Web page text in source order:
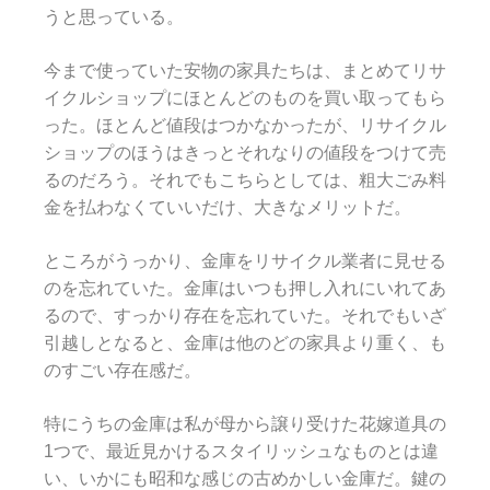
うと思っている。
今まで使っていた安物の家具たちは、まとめてリサ
イクルショップにほとんどのものを買い取ってもら
った。ほとんど値段はつかなかったが、リサイクル
ショップのほうはきっとそれなりの値段をつけて売
るのだろう。それでもこちらとしては、粗大ごみ料
金を払わなくていいだけ、大きなメリットだ。
ところがうっかり、金庫をリサイクル業者に見せる
のを忘れていた。金庫はいつも押し入れにいれてあ
るので、すっかり存在を忘れていた。それでもいざ
引越しとなると、金庫は他のどの家具より重く、も
のすごい存在感だ。
特にうちの金庫は私が母から譲り受けた花嫁道具の
1つで、最近見かけるスタイリッシュなものとは違
い、いかにも昭和な感じの古めかしい金庫だ。鍵の